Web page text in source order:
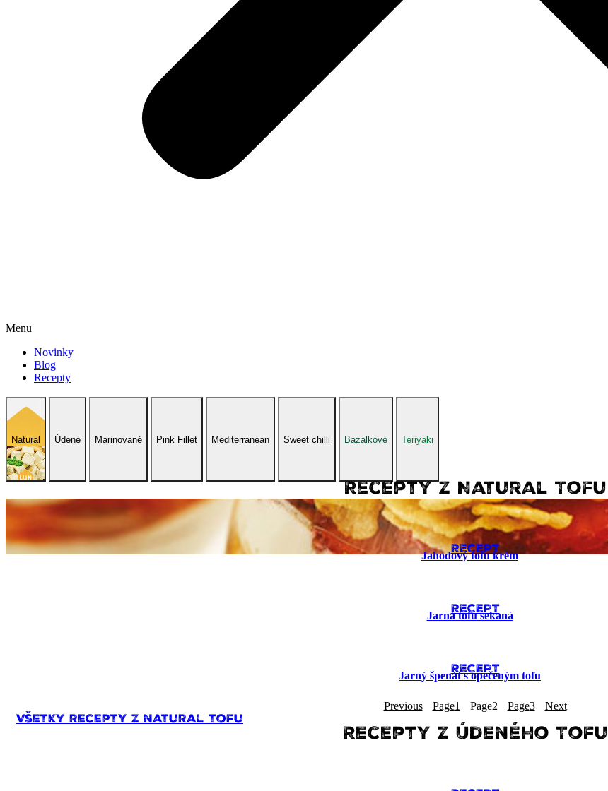
Menu
Novinky
Blog
Recepty
Natural Údené Marinované Pink Fillet Mediterranean Sweet chilli Bazalkové Teriyaki
Recepty z Natural Tofu
RECEPT
Jahodový tofu krém
RECEPT
Jarná tofu sekaná
RECEPT
Jarný špenát s opečeným tofu
Previous Page1 Page2 Page3 Next
Všetky recepty z natural tofu
Recepty z Údeného Tofu